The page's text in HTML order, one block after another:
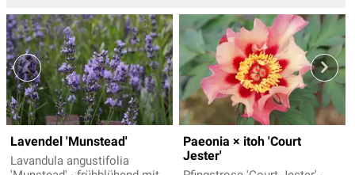
Lavendel 'Munstead'
Lavandula angustifolia
Paeonia × itoh 'Court
Jester'